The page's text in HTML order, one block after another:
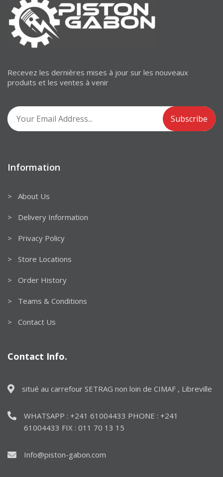
Recevez les dernières mises à jour sur les nouveaux
produits et les ventes à venir
Information
> About Us
> Delivery Information
> Privacy Policy
> Store Locations
> Order History
> Teams & Conditions
> Contact Us
Contact Info.
situé au carrefour SETRAG non loin de CIMAF , Libreville
WHATSAPP : +241 61004433 PHONE : +241
61004433 FIX : 011 70 13 15
Info@piston-gabon.com